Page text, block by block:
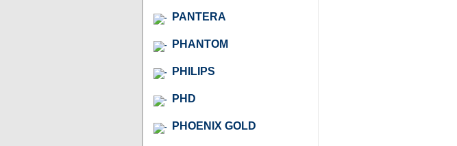
PANTERA
PHANTOM
PHILIPS
PHD
PHOENIX GOLD